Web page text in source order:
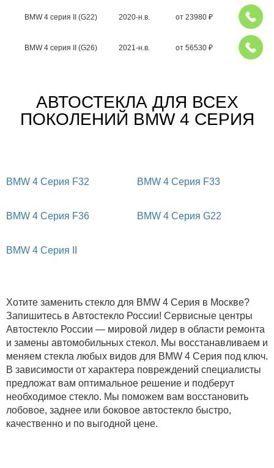
BMW 4 серия II (G22) 2020-н.в. от 23980 ₽
BMW 4 серия II (G26) 2021-н.в. от 56530 ₽
АВТОСТЕКЛА ДЛЯ ВСЕХ
ПОКОЛЕНИЙ BMW 4 СЕРИЯ
BMW 4 Серия F32 BMW 4 Серия F33
BMW 4 Серия F36 BMW 4 Серия G22
BMW 4 Серия II
Хотите заменить стекло для BMW 4 Серия в Москве?
Запишитесь в Автостекло России! Сервисные центры
Автостекло России — мировой лидер в области ремонта
и замены автомобильных стекол. Мы восстанавливаем и
меняем стекла любых видов для BMW 4 Серия под ключ.
В зависимости от характера повреждений специалисты
предложат вам оптимальное решение и подберут
необходимое стекло. Мы поможем вам восстановить
лобовое, заднее или боковое автостекло быстро,
качественно и по выгодной цене.